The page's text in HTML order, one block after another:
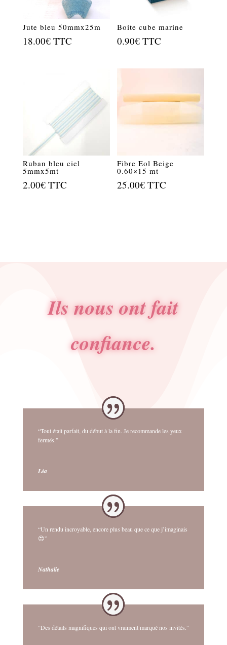
Jute bleu 50mmx25m
18.00€ TTC
Boite cube marine
0.90€ TTC
Ruban bleu ciel
5mmx5mt
2.00€ TTC
Fibre Eol Beige
0.60×15 mt
25.00€ TTC
Ils nous ont fait
confiance.
“Tout était parfait, du début à la fin. Je recommande les yeux
fermés.”
Léa
“Un rendu incroyable, encore plus beau que ce que j’imaginais
😍”
Nathalie
“Des détails magnifiques qui ont vraiment marqué nos invités.”